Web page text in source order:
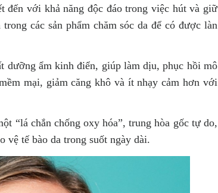
đến với khả năng độc đáo trong việc hút và giữ
các sản phẩm chăm sóc da để có được làn
dưỡng ẩm kinh điển, giúp làm dịu, phục hồi mô
mại, giảm căng khô và ít nhạy cảm hơn với
“lá chắn chống oxy hóa”, trung hòa gốc tự do,
vệ tế bào da trong suốt ngày dài.